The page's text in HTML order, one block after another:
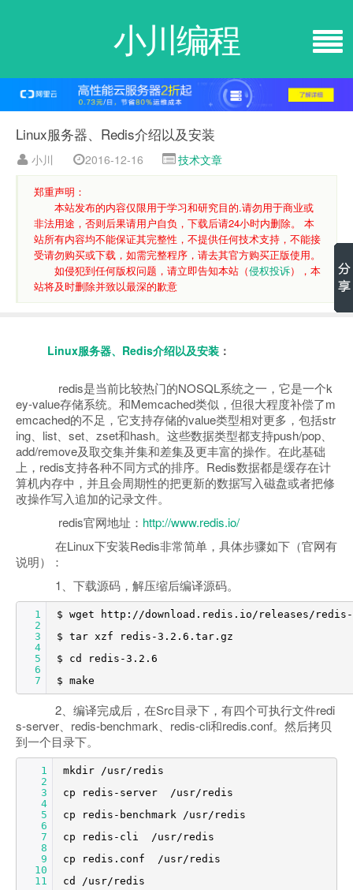
小川编程
Linux服务器、Redis介绍以及安装
小川 2016-12-16 技术文章
郑重声明：
本站发布的内容仅限用于学习和研究目的.请勿用于商业或
非法用途，否则后果请用户自负，下载后请24小时内删除。 本
站所有内容均不能保证其完整性，不提供任何技术支持，不能接
受请勿购买或下载，如需完整程序，请去其官方购买正版使用。
如侵犯到任何版权问题，请立即告知本站（侵权投诉），本
站将及时删除并致以最深的歉意
Linux服务器、Redis介绍以及安装 ：
redis是当前比较热门的NOSQL系统之一，它是一个k
ey-value存储系统。和Memcached类似，但很大程度补偿了m
emcached的不足，它支持存储的value类型相对更多，包括str
ing、list、set、zset和hash。这些数据类型都支持push/pop、
add/remove及取交集并集和差集及更丰富的操作。在此基础
上，redis支持各种不同方式的排序。Redis数据都是缓存在计
算机内存中，并且会周期性的把更新的数据写入磁盘或者把修
改操作写入追加的记录文件。
redis官网地址： http://www.redis.io/
在Linux下安装Redis非常简单，具体步骤如下（官网有
说明）：
1、下载源码，解压缩后编译源码。
1
2
3
4
5
6
7
$ wget http://download.redis.io/releases/
$ tar xzf redis-3.2.6.tar.gz
$ cd redis-3.2.6
$ make
2、编译完成后，在Src目录下，有四个可执行文件redi
s-server、redis-benchmark、redis-cli和redis.conf。然后拷贝
到一个目录下。
1
2
3
4
5
6
7
8
9
10
11
mkdir /usr/redis
cp redis-server /usr/redis
cp redis-benchmark /usr/redis
cp redis-cli /usr/redis
cp redis.conf /usr/redis
cd /usr/redis